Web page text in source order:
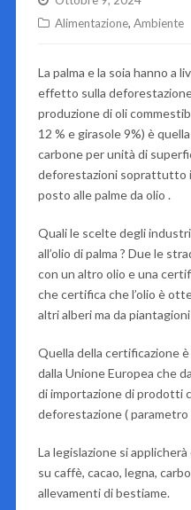
Alimentazione, Ambiente
La palma e la soia hanno a
effetto sulla deforestazione
produzione di oli
12 % e girasole 9%) è
carbone per unità di
deforestazioni soprattutto
posto alle palme da olio .
Quali le scelte degli
all’olio di palma ? Due le
con un altro olio e una
che certifica che l’olio è
altri alberi ma da
Quella della certificazione
dalla Unione Europea che
di importazione di prodotti
deforestazione ( parametro
La legislazione si
su caffè, cacao, legna,
allevamenti di bestiame.